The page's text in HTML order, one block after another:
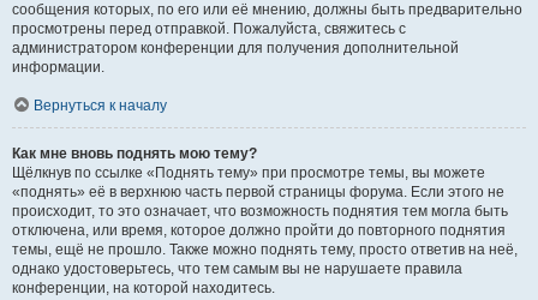
сообщения которых, по его или её мнению, должны быть предварительно
просмотрены перед отправкой. Пожалуйста, свяжитесь с
администратором конференции для получения дополнительной
информации.
Вернуться к началу
Как мне вновь поднять мою тему?
Щёлкнув по ссылке «Поднять тему» при просмотре темы, вы можете
«поднять» её в верхнюю часть первой страницы форума. Если этого не
происходит, то это означает, что возможность поднятия тем могла быть
отключена, или время, которое должно пройти до повторного поднятия
темы, ещё не прошло. Также можно поднять тему, просто ответив на неё,
однако удостоверьтесь, что тем самым вы не нарушаете правила
конференции, на которой находитесь.